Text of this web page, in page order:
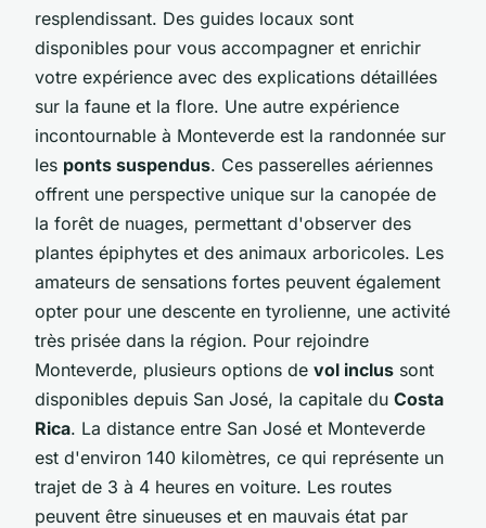
resplendissant. Des guides locaux sont
disponibles pour vous accompagner et enrichir
votre expérience avec des explications détaillées
sur la faune et la flore. Une autre expérience
incontournable à Monteverde est la randonnée sur
les ponts suspendus. Ces passerelles aériennes
offrent une perspective unique sur la canopée de
la forêt de nuages, permettant d'observer des
plantes épiphytes et des animaux arboricoles. Les
amateurs de sensations fortes peuvent également
opter pour une descente en tyrolienne, une activité
très prisée dans la région. Pour rejoindre
Monteverde, plusieurs options de vol inclus sont
disponibles depuis San José, la capitale du Costa
Rica. La distance entre San José et Monteverde
est d'environ 140 kilomètres, ce qui représente un
trajet de 3 à 4 heures en voiture. Les routes
peuvent être sinueuses et en mauvais état par